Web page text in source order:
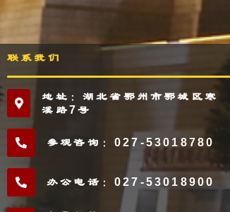
联系我们
地址：湖北省鄂州市鄂城区寒
溪路7号
参观咨询：027-53018780
办公电话：027-53018900